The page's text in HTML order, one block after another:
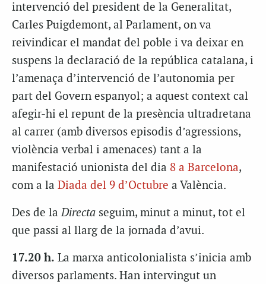
intervenció del president de la Generalitat,
Carles Puigdemont, al Parlament, on va
reivindicar el mandat del poble i va deixar en
suspens la declaració de la república catalana, i
l’amenaça d’intervenció de l’autonomia per
part del Govern espanyol; a aquest context cal
afegir-hi el repunt de la presència ultradretana
al carrer (amb diversos episodis d’agressions,
violència verbal i amenaces) tant a la
manifestació unionista del dia 8 a Barcelona,
com a la Diada del 9 d’Octubre a València.
Des de laDirecta seguim, minut a minut, tot el
que passi al llarg de la jornada d’avui.
17.20 h. La marxa anticolonialista s’inicia amb
diversos parlaments. Han intervingut un